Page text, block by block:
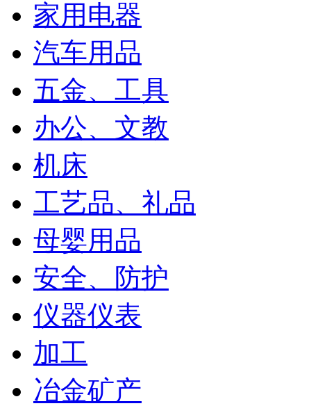
家用电器
汽车用品
五金、工具
办公、文教
机床
工艺品、礼品
母婴用品
安全、防护
仪器仪表
加工
冶金矿产